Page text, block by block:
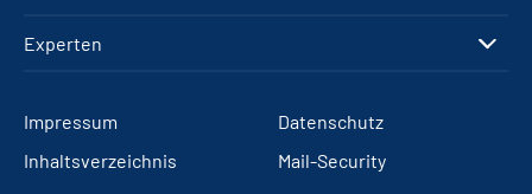
Experten
Impressum
Datenschutz
Inhaltsverzeichnis
Mail-Security